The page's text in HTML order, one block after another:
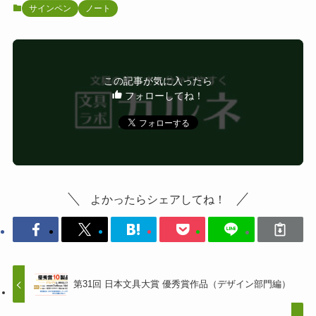
サインペン ノート
この記事が気に入ったら
フォローしてね！
よかったらシェアしてね！
第31回 日本文具大賞 優秀賞作品（デザイン部門編）